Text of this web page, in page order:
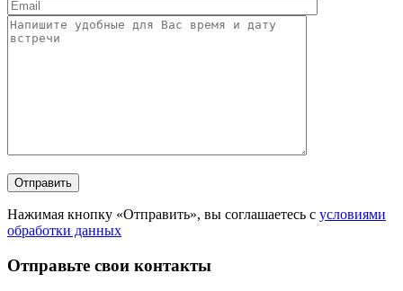
Нажимая кнопку «Отправить», вы соглашаетесь с условиями
обработки данных
Отправьте свои контакты